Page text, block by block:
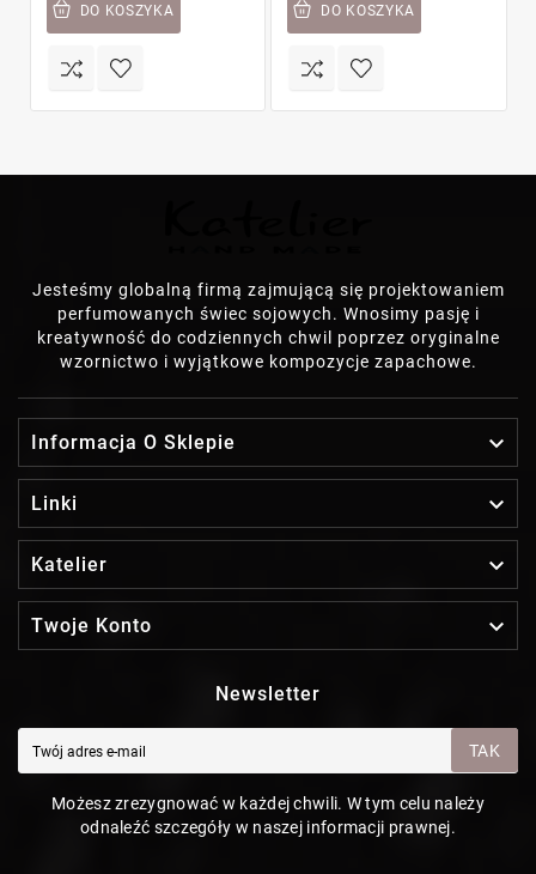
DO KOSZYKA DO KOSZYKA
Jesteśmy globalną firmą zajmującą się projektowaniem
perfumowanych świec sojowych. Wnosimy pasję i
kreatywność do codziennych chwil poprzez oryginalne
wzornictwo i wyjątkowe kompozycje zapachowe.
Informacja O Sklepie 
Linki 
Katelier 
Twoje Konto 
Newsletter
TAK
Możesz zrezygnować w każdej chwili. W tym celu należy
odnaleźć szczegóły w naszej informacji prawnej.